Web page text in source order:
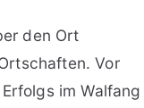
den Ort
Vor
im Walfang